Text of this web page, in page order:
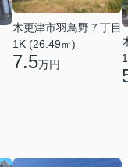
木更津市羽鳥野７丁目
1K (26.49㎡)
7.5万円